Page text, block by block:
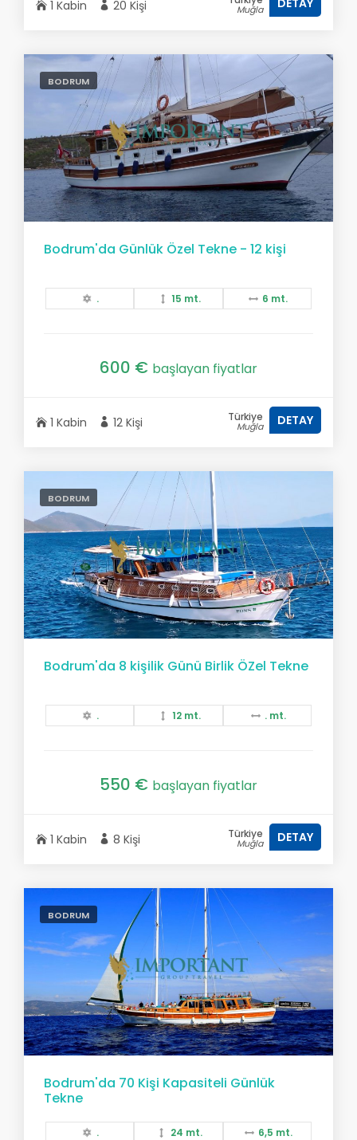
1 Kabin 20 Kişi Muğla DETAY
BODRUM
Bodrum'da Günlük Özel Tekne - 12 kişi
. 15 mt. 6 mt.
600 € başlayan fiyatlar
1 Kabin 12 Kişi Türkiye
Muğla DETAY
BODRUM
Bodrum'da 8 kişilik Günü Birlik ÖZel Tekne
. 12 mt. . mt.
550 € başlayan fiyatlar
1 Kabin 8 Kişi Türkiye
Muğla DETAY
BODRUM
Bodrum'da 70 Kişi Kapasiteli Günlük
Tekne
. 24 mt. 6,5 mt.